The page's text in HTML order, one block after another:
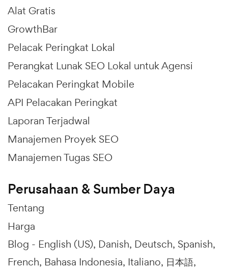
Alat Gratis
GrowthBar
Pelacak Peringkat Lokal
Perangkat Lunak SEO Lokal untuk Agensi
Pelacakan Peringkat Mobile
API Pelacakan Peringkat
Laporan Terjadwal
Manajemen Proyek SEO
Manajemen Tugas SEO
Perusahaan & Sumber Daya
Tentang
Harga
Blog - English (US) Danish Deutsch Spanish
French Bahasa Indonesia Italiano 日本語